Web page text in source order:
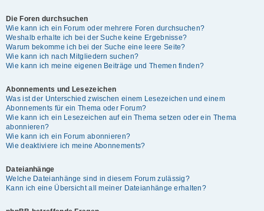
Die Foren durchsuchen
Wie kann ich ein Forum oder mehrere Foren durchsuchen?
Weshalb erhalte ich bei der Suche keine Ergebnisse?
Warum bekomme ich bei der Suche eine leere Seite?
Wie kann ich nach Mitgliedern suchen?
Wie kann ich meine eigenen Beiträge und Themen finden?
Abonnements und Lesezeichen
Was ist der Unterschied zwischen einem Lesezeichen und einem
Abonnements für ein Thema oder Forum?
Wie kann ich ein Lesezeichen auf ein Thema setzen oder ein Thema
abonnieren?
Wie kann ich ein Forum abonnieren?
Wie deaktiviere ich meine Abonnements?
Dateianhänge
Welche Dateianhänge sind in diesem Forum zulässig?
Kann ich eine Übersicht all meiner Dateianhänge erhalten?